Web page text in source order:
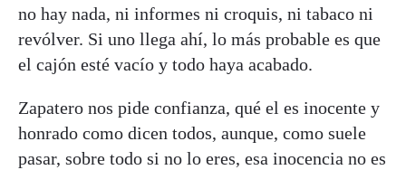
no hay nada, ni informes ni croquis, ni tabaco ni
revólver. Si uno llega ahí, lo más probable es que
el cajón esté vacío y todo haya acabado.
Zapatero nos pide confianza, qué el es inocente y
honrado como dicen todos, aunque, como suele
pasar, sobre todo si no lo eres, esa inocencia no es